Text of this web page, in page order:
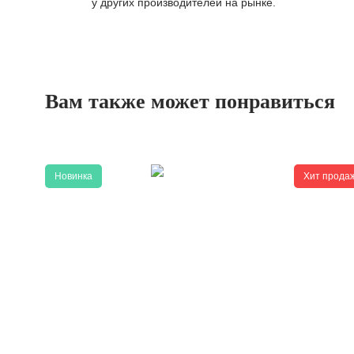
Вам также может понравиться
Новинка Хит